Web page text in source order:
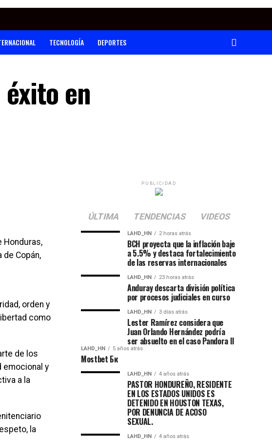
TECNOLOGÍA DEPORTES
en
Honduras,
de Copán,
orden y
como
de los
emocional y
a la
la
PUBLICIDAD
ÚLTIMA TENDENCIAS VIDEOS
LAHD_HN 2 horas atrás
BCH proyecta que la inflación baje
a 5.5% y destaca fortalecimiento
de las reservas internacionales
LAHD_HN 23 horas atrás
Anduray descarta división política
por procesos judiciales en curso
LAHD_HN 3 días atrás
Lester Ramírez considera que
Juan Orlando Hernández podría
ser absuelto en el caso Pandora II
LAHD_HN 5 años atrás
Mostbet Бк
LAHD_HN 4 años atrás
PASTOR HONDUREÑO, RESIDENTE
EN LOS ESTADOS UNIDOS ES
DETENIDO EN HOUSTON TEXAS,
POR DENUNCIA DE ACOSO
SEXUAL.
LAHD_HN 4 años atrás